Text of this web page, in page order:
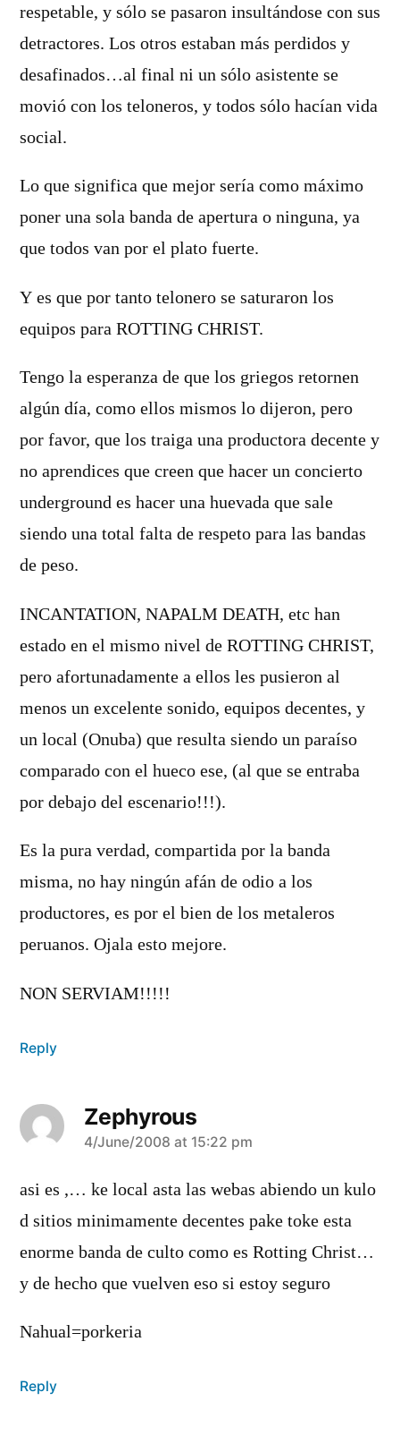
respetable, y sólo se pasaron insultándose con sus
detractores. Los otros estaban más perdidos y
desafinados…al final ni un sólo asistente se
movió con los teloneros, y todos sólo hací­an vida
social.
Lo que significa que mejor serí­a como máximo
poner una sola banda de apertura o ninguna, ya
que todos van por el plato fuerte.
Y es que por tanto telonero se saturaron los
equipos para ROTTING CHRIST.
Tengo la esperanza de que los griegos retornen
algún dí­a, como ellos mismos lo dijeron, pero
por favor, que los traiga una productora decente y
no aprendices que creen que hacer un concierto
underground es hacer una huevada que sale
siendo una total falta de respeto para las bandas
de peso.
INCANTATION, NAPALM DEATH, etc han
estado en el mismo nivel de ROTTING CHRIST,
pero afortunadamente a ellos les pusieron al
menos un excelente sonido, equipos decentes, y
un local (Onuba) que resulta siendo un paraí­so
comparado con el hueco ese, (al que se entraba
por debajo del escenario!!!).
Es la pura verdad, compartida por la banda
misma, no hay ningún afán de odio a los
productores, es por el bien de los metaleros
peruanos. Ojala esto mejore.
NON SERVIAM!!!!!
Reply
Zephyrous
says:
4/June/2008 at 15:22 pm
asi es ,… ke local asta las webas abiendo un kulo
d sitios minimamente decentes pake toke esta
enorme banda de culto como es Rotting Christ…
y de hecho que vuelven eso si estoy seguro
Nahual=porkeria
Reply